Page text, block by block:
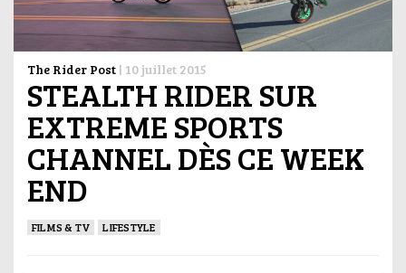
The Rider Post | 10 juillet 2015
STEALTH RIDER SUR
EXTREME SPORTS
CHANNEL DÈS CE WEEK
END
FILMS & TV LIFESTYLE